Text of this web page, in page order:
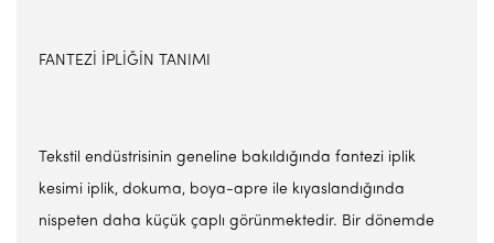
FANTEZİ İPLİĞİN TANIMI
Tekstil endüstrisinin geneline bakıldığında fantezi iplik
kesimi iplik, dokuma, boya-apre ile kıyaslandığında
nispeten daha küçük çaplı görünmektedir. Bir dönemde